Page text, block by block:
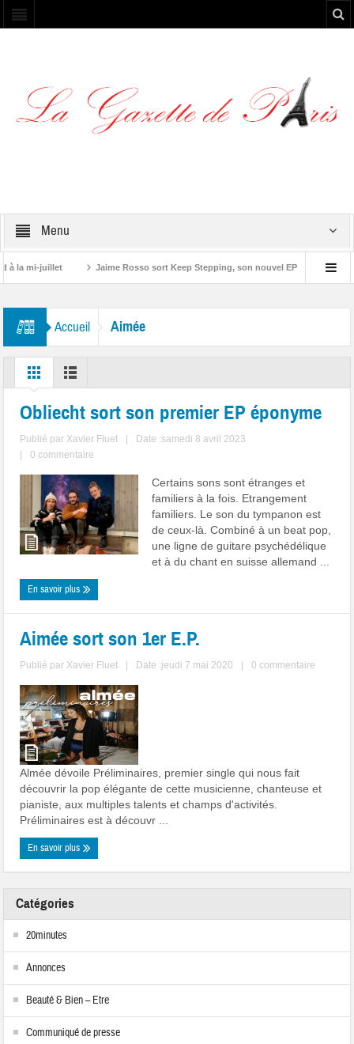
Menu
la mi-juillet Jaime Rosso sort Keep Stepping, son nouvel EP Yoskel
Accueil Aimée
Obliecht sort son premier EP éponyme
Publié par Xavier Fluet
Date :samedi 8 avril 2023
0 commentaire
Certains sons sont étranges et
familiers à la fois. Etrangement
familiers. Le son du tympanon est
de ceux-là. Combiné à un beat pop,
une ligne de guitare psychédélique
et à du chant en suisse allemand ...
En savoir plus
Aimée sort son 1er E.P.
Publié par Xavier Fluet Date :jeudi 7 mai 2020 0 commentaire
Almée dévoile Préliminaires, premier single qui nous fait
découvrir la pop élégante de cette musicienne, chanteuse et
pianiste, aux multiples talents et champs d'activités.
Préliminaires est à découvr ...
En savoir plus
Catégories
20minutes
Annonces
Beauté & Bien – Etre
Communiqué de presse